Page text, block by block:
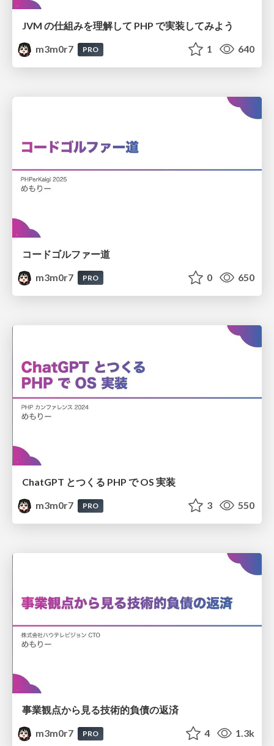
JVM の仕組みを理解して PHP で実装してみよう
m3m0r7
PRO 1 640
コードゴルファー道
m3m0r7
PRO 0 650
ChatGPT とつくる PHP で OS 実装
m3m0r7
PRO 3 550
事業観点から見る技術的負債の返済
m3m0r7
PRO 4 1.3k